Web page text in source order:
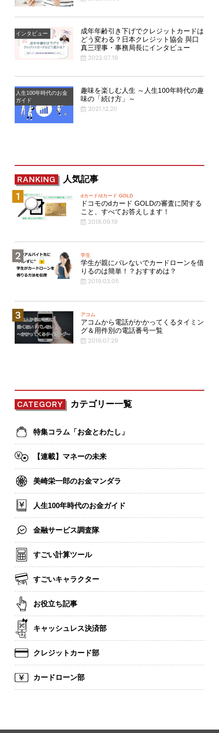
インタビュー
成年年齢引き下げでクレジットカードは
どう変わる？日本クレジット協会 與口
真三理事・事務局長にインタビュー
2022.07.19
人生100年時代のお金
ガイド
趣味を楽しむ人生 ～人生100年時代の趣
味の「続け方」～
2021.12.20
RANKING 人気記事
dカード/dカード GOLD
ドコモのdカード GOLDの審査に関する
こと、すべてお答えします！
2018.09.19
学生
学生が親にバレないでカードローンを借
りるのは簡単！？おすすめは？
2019.03.05
アコム
アコムから電話がかかってくるタイミン
グ＆用件別の電話番号一覧
2019.07.29
CATEGORY カテゴリー一覧
特集コラム「お金とわたし」
【連載】マネーの未来
美崎栄一郎のお金マンダラ
人生100年時代のお金ガイド
金融サービス調査隊
すごい計算ツール
すごいキャラクター
お役立ち記事
キャッシュレス決済部
クレジットカード部
カードローン部